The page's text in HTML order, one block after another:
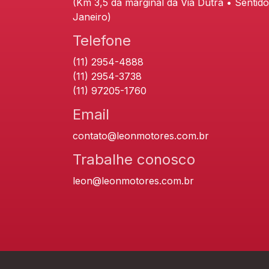
(Km 3,5 da marginal da Via Dutra •
Janeiro)
Telefone
(11) 2954-4888
(11) 2954-3738
(11) 97205-1760
Email
contato@leonmotores.com.br
Trabalhe conosco
leon@leonmotores.com.br